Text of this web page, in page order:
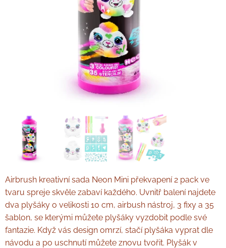
Airbrush kreativní sada Neon Mini překvapení 2 pack ve
tvaru spreje skvěle zabaví každého. Uvnitř balení najdete
dva plyšáky o velikosti 10 cm, airbush nástroj, 3 fixy a 35
šablon, se kterými můžete plyšáky vyzdobit podle své
fantazie. Když vás design omrzí, stačí plyšáka vyprat dle
návodu a po uschnutí můžete znovu tvořit. Plyšák v